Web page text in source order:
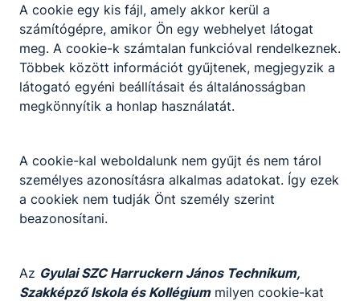
A cookie egy kis fájl, amely akkor kerül a
számítógépre, amikor Ön egy webhelyet látogat
meg. A cookie-k számtalan funkcióval rendelkeznek.
Többek között információt gyűjtenek, megjegyzik a
látogató egyéni beállításait és általánosságban
megkönnyítik a honlap használatát.
A cookie-kal weboldalunk nem gyűjt és nem tárol
személyes azonosításra alkalmas adatokat. Így ezek
a cookiek nem tudják Önt személy szerint
beazonosítani.
Az Gyulai SZC Harruckern János Technikum,
Szakképző Iskola és Kollégiummilyen cookie-kat